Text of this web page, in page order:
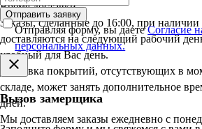
Время доставки
Заказы, сделанные до 16:00, при
доставляются на следующий рабочий
удобный для Вас день.
Доставка покрытий, отсутствующих в
складе, может занять дополнительное
дней.
Мы доставляем заказы ежедневно с
Отправить заявку
Отправляя форму, вы даетеСогласие
персональных данных.
Вызов замерщика